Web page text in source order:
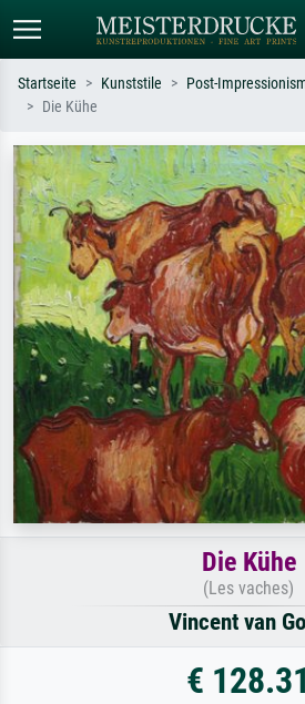
Suchen Sie nach Künstlern, Werktiteln
oder Stilen – z.B. Monet,
Sternennacht, Impressionismus, Welle
Hokusai, Akt.
Wiese,
Startseite Kunststile Post-
Die Kühe
Die Kühe
(Les vaches)
Vincent van
€ 128.31